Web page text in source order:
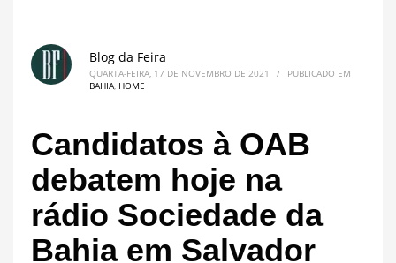
Blog da Feira
QUARTA-FEIRA, 17 DE NOVEMBRO DE 2021 /
PUBLICADO EM
BAHIA, HOME
Candidatos à OAB
debatem hoje na
rádio Sociedade da
Bahia em Salvador